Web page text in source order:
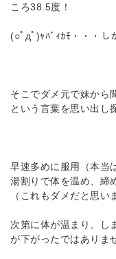
ころ38.5度！
(○ﾟдﾟ)ｬﾊﾞｨｶﾓ・・・し
そこでダメ元で妹から
という言葉を思い出し
早速多めに服用（本当
湯割りで体を温め、締
（これもダメだと思い
次第に体が温まり、し
が下がったではありま